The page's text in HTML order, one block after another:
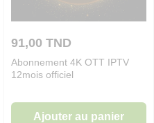
91,00 TND
Abonnement 4K OTT IPTV
12mois officiel
Ajouter au panier